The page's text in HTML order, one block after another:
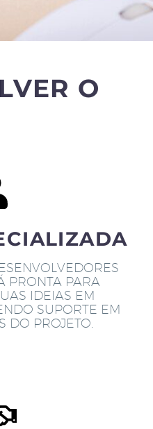
O
PRONTA PARA
IDEIAS EM
SUPORTE EM
DO PROJETO.